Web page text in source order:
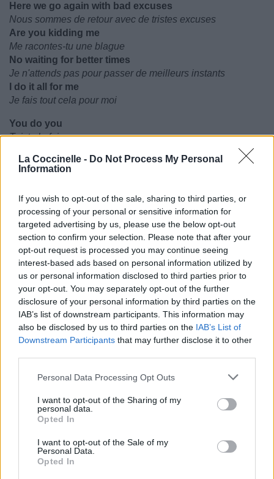
La Coccinelle - Do Not Process My Personal
Information
If you wish to opt-out of the sale, sharing to third parties, or
processing of your personal or sensitive information for
targeted advertising by us, please use the below opt-out
section to confirm your selection. Please note that after your
opt-out request is processed you may continue seeing
interest-based ads based on personal information utilized by
us or personal information disclosed to third parties prior to
your opt-out. You may separately opt-out of the further
disclosure of your personal information by third parties on the
IAB’s list of downstream participants. This information may
also be disclosed by us to third parties on the IAB’s List of
Downstream Participants that may further disclose it to other
Personal Data Processing Opt Outs
I want to opt-out of the Sharing of my
personal data.
Opted In
I want to opt-out of the Sale of my
Personal Data.
Opted In
Here we go again with bad excuses
Nous sommes de retour avec de tristes excuses
Are you kidding me
Me racontes-tu une blague
No waiting for better times
Je n'attends pas pour passer de meilleurs instants
I do it all for me
Je fais tout cela pour moi
You do you
Toi, tu le fais
Et moi, je le fais, je le fais
And I do, I do me
Et moi, je le fais, je le fais
You do you
And I do, I do me
Et moi, je le fais, je le fais
You do you
Toi, tu le fais
And I do, I do me
Et moi, je le fais, je le fais